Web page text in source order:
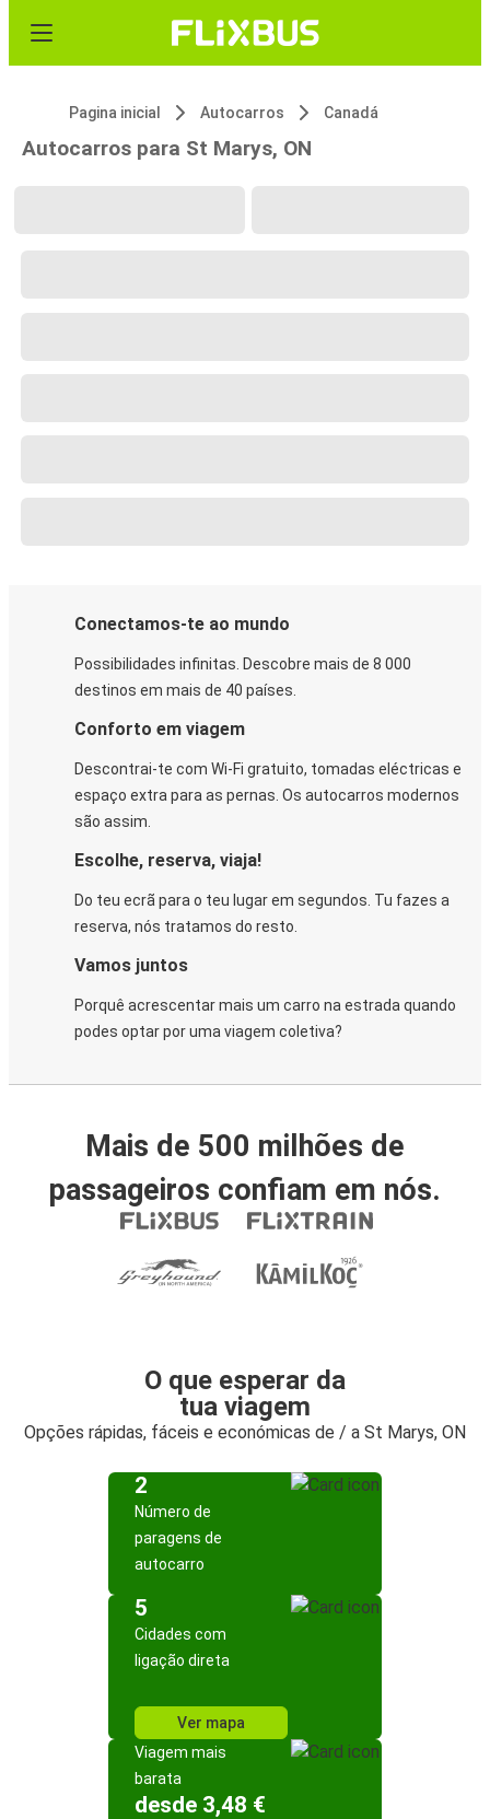
Pagina inicial Autocarros Canadá
Autocarros para St Marys, ON
Conectamos-te ao mundo
Possibilidades infinitas. Descobre mais de 8 000
destinos em mais de 40 países.
Conforto em viagem
Descontrai-te com Wi-Fi gratuito, tomadas eléctricas e
espaço extra para as pernas. Os autocarros modernos
são assim.
Escolhe, reserva, viaja!
Do teu ecrã para o teu lugar em segundos. Tu fazes a
reserva, nós tratamos do resto.
Vamos juntos
Porquê acrescentar mais um carro na estrada quando
podes optar por uma viagem coletiva?
Mais de 500 milhões de
passageiros confiam em nós.
O que esperar da
tua viagem
Opções rápidas, fáceis e económicas de / a St Marys, ON
2
Número de
paragens de
autocarro
5
Cidades com
ligação direta
Ver mapa
Viagem mais
barata
desde 3,48 €